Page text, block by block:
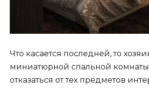
Что касается последней, то
миниатюрной спальной комнаты
отказаться от тех предметов